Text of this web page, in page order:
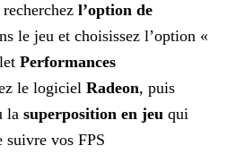
l’option de
le jeu et choisissez l’option «
Performances
le logiciel Radeon, puis
la superposition en jeu qui
suivre vos FPS